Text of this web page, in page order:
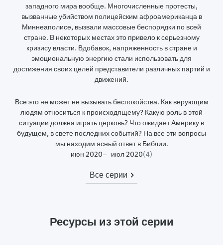
западного мира вообще. Многочисленные протесты,
вызванные убийством полицейским афроамериканца в
Миннеаполисе, вызвали массовые беспорядки по всей
стране. В некоторых местах это привело к серьезному
кризису власти. Вдобавок, напряженность в стране и
эмоциональную энергию стали использовать для
достижения своих целей представители различных партий и
движений.
Все это не может не вызывать беспокойства. Как верующим
людям относиться к происходящему? Какую роль в этой
ситуации должна играть церковь? Что ожидает Америку в
будущем, в свете последних событий? На все эти вопросы
мы находим ясный ответ в Библии.
июн 2020
июл 2020(4)
Все серии
Ресурсы из этой серии